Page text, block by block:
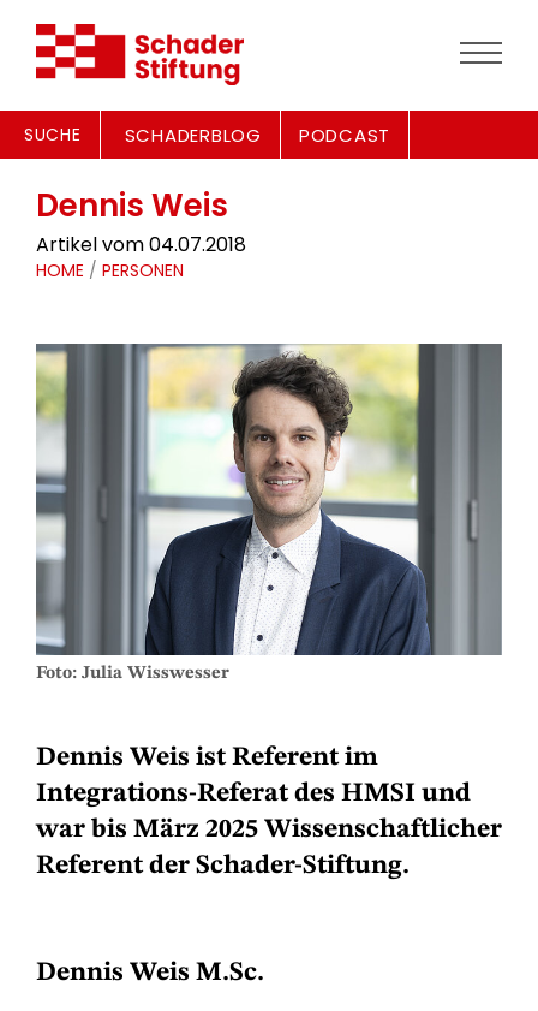
SUCHE SCHADERBLOG PODCAST
Dennis Weis
Artikel vom 04.07.2018
HOME / PERSONEN
Foto: Julia Wisswesser
Dennis Weis ist Referent im
Integrations-Referat des HMSI und
war bis März 2025 Wissenschaftlicher
Referent der Schader-Stiftung.
Dennis Weis M.Sc.